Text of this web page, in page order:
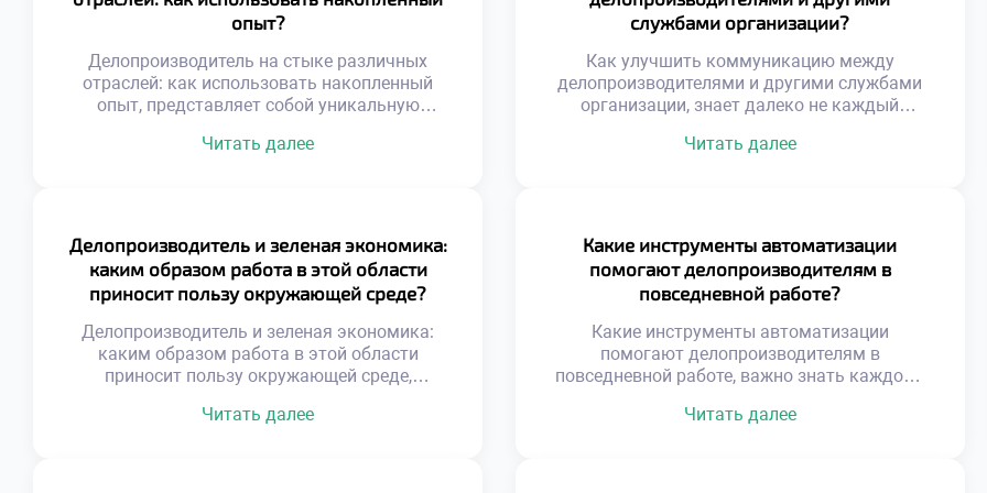
внимательность к деталям. Ответственность
за документы формирует зрелость и
дисциплину. Личностные качества
совершенствуются […]
исполнителя. Управление рисками требует
системного мышления и глубокого
понимания бизнес-процессов. Недостаточно
просто оформлять […]
опыт?
Делопроизводитель на стыке различных
отраслей: как использовать накопленный
опыт, представляет собой уникальную
Универсальность навыков
разными индустриями и культурами.
Накопленный багаж знаний
трансформируется в конкурентное
преимущество на рынке труда. Переход из
одной отрасли в другую обогащает
экспертный кругозор. Умение адаптировать
стандарты […]
Читать далее
службами организации?
Как улучшить коммуникацию между
делопроизводителями и другими службами
организации, знает далеко не каждый
отделов является фундаментом успешной
связи напрямую определяет скорость бизнес-
процессов и общую результативность.
Конфликты и задержки часто возникают из-
за непонимания специфики смежных
функций. Сотрудники видят только свою […]
Читать далее
Делопроизводитель и зеленая экономика:
каким образом работа в этой области
приносит пользу окружающей среде?
Делопроизводитель и зеленая экономика:
каким образом работа в этой области
приносит пользу окружающей среде,
бизнеса. Экологическая ответственность
Читать далее
Какие инструменты автоматизации
помогают делопроизводителям в
повседневной работе?
Какие инструменты автоматизации
помогают делопроизводителям в
повседневной работе, важно знать каждому
технологии кардинально изменили подход к
Читать далее